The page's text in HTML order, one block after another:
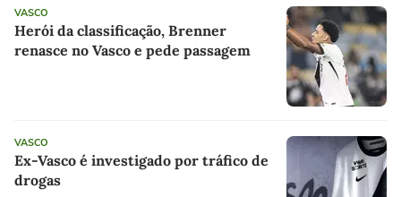
VASCO
Herói da classificação, Brenner
renasce no Vasco e pede passagem
VASCO
Ex-Vasco é investigado por tráfico de
drogas